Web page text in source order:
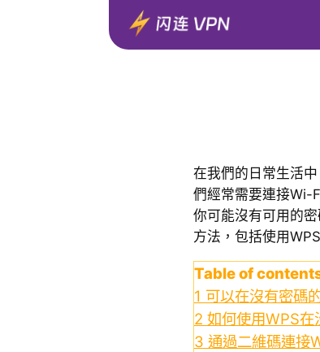
在我們的日常生活
們經常需要連接Wi-
你可能沒有可用的
方法，包括使用
Table of
1 可以在沒有密碼
2 如何使用WPS在
3 通過二維碼連接